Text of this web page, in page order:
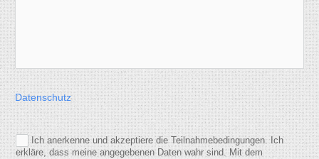
Datenschutz
Ich anerkenne und akzeptiere die Teilnahmebedingungen. Ich
erkläre, dass meine angegebenen Daten wahr sind. Mit dem